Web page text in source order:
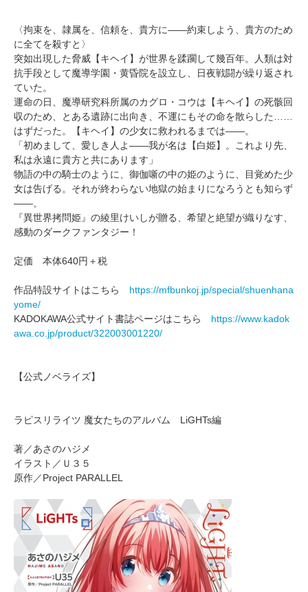
〈拘束を、隷属を、信頼を、貴方に――約束しよう、貴方のため
に全てを殺すと〉
突如出現した脅威【キヘイ】が世界を蹂躙して幾百年。人類は対
抗手段として魔導学園・黄昏院を設立し、日夜戦闘が繰り返され
ていた。
運命の日、魔導研究科所属のカグロ・コウは【キヘイ】の死骸回
収のため、とある遺跡に出向き、不運にもその命を散らした……
はずだった。【キヘイ】の少女に救われるまでは――。
「初めまして、愛しき人よ――我が名は【白姫】。これより先、
私は永遠に貴方と共にあります」
物語の中の騎士のように、御伽噺の中の姫のように、目覚めた少
女は告げる。それが終わらない地獄の始まりになろうとも知らず
――。
『異世界拷問姫』の綾里けいしが贈る、希望と絶望が織りなす、
感動のダークファンタジー！
定価 本体640円＋税
作品特設サイトはこちら https://mfbunkoj.jp/special/shuenhana
yome/
KADOKAWA公式サイト書誌ページはこちら https://www.kadok
awa.co.jp/product/322003001220/
【公式ノベライズ】
ラピスリライツ 魔女たちのアルバム LiGHTs編
著／あさのハジメ
イラスト／Ｕ３５
原作／Project PARALLEL